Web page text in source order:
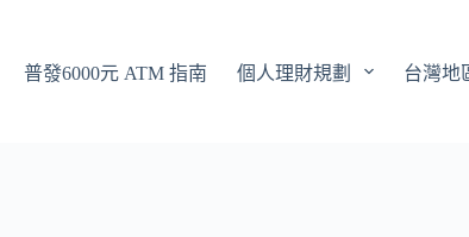
普發6000元 ATM 指南 個人理財規劃 台灣地